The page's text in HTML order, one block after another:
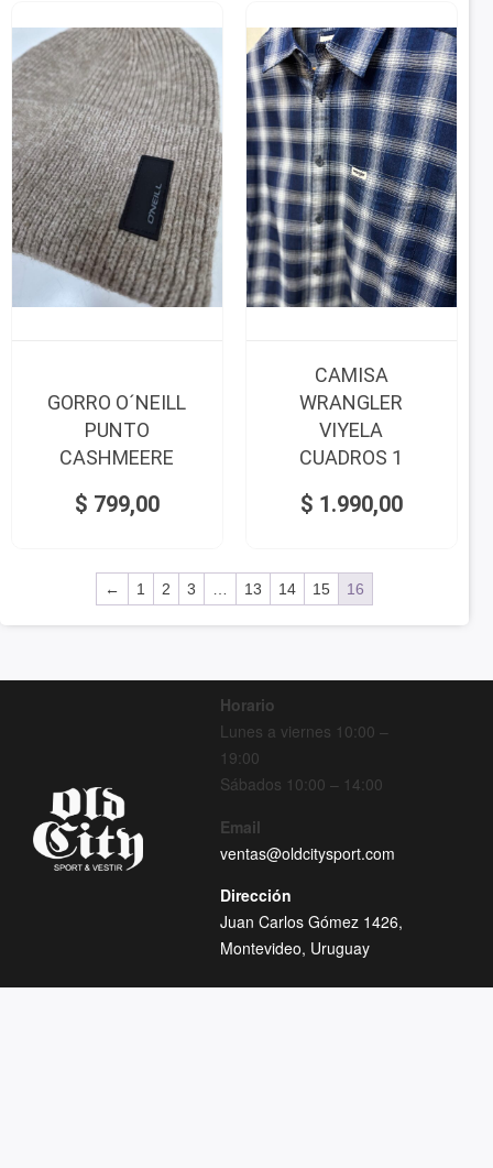
GORRO O´NEILL
PUNTO
CASHMEERE
$ 799,00
CAMISA
WRANGLER
VIYELA
CUADROS 1
$ 1.990,00
← 1 2 3 … 13 14 15 16
Horario
Lunes a viernes 10:00 –
19:00
Sábados 10:00 – 14:00
Email
ventas@oldcitysport.com
Dirección
Juan Carlos Gómez 1426,
Montevideo, Uruguay